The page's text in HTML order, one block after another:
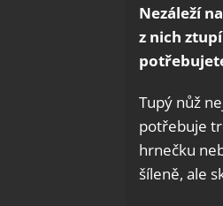
Nezáleží
z nich
Tupý nůž
potřebuje
hrnečku
šíleně, ale